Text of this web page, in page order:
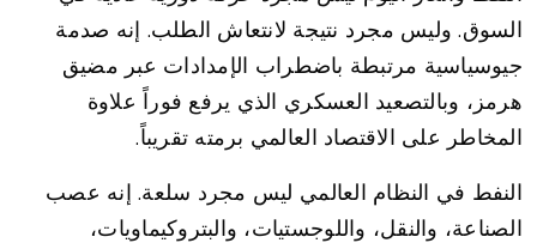
السوق. وليس مجرد نتيجة لانتعاش الطلب. إنه صدمة
جيوسياسية مرتبطة باضطراب الإمدادات عبر مضيق
هرمز، وبالتصعيد العسكري الذي يرفع فوراً علاوة
المخاطر على الاقتصاد العالمي برمته تقريباً.
النفط في النظام العالمي ليس مجرد سلعة. إنه عصب
الصناعة، والنقل، واللوجستيات، والبتروكيماويات،